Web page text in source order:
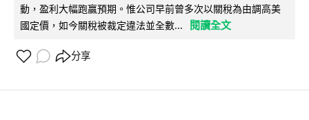
動，盈利大幅跑贏預期。惟公司早前曾多次以關稅為由調高美
國定價，如今關稅被裁定違法並全數...
閱讀全文
分享